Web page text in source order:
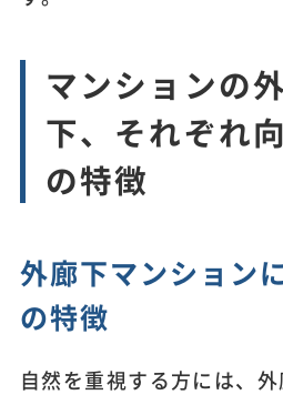
マンションの
下、それぞれ
の特徴
外廊下マンション
の特徴
自然を重視する方には、